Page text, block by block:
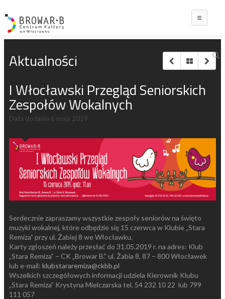
Aktualności
I Włocławski Przegląd Seniorskich
Zespołów Wokalnych
Data dodania 6 maja 2019
Serdecznie zapraszamy wszystkie zespoły seniorów na święto
muzyki wokalnej, które odbędzie się 15 czerwca w Klubie „Stara
Remiza” przy ul. Żabiej 8 we Włocławku.
Karty zgłoszeń należy przesłać do 31.05.2019 r. na adres: Klub
„Stara Remiza” – CK „Browar B.” ul. Żabia 8, 87 – 800 Włocławek
lub e-mail: klubstararemiza@ckbb.pl
Wszelkich szczegółowych informacji udziela Kierownik Klubu
„Stara Remiza” Krystyna Mielczarska tel. 54 232 10 22 lub 799
111 057